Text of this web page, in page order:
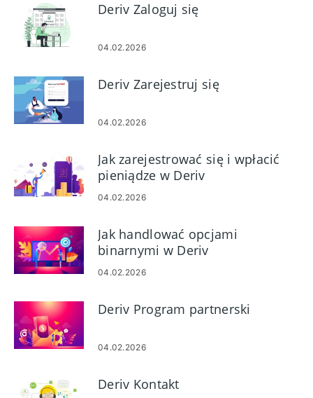
Deriv Zaloguj się
04.02.2026
Deriv Zarejestruj się
04.02.2026
Jak zarejestrować się i wpłacić
pieniądze w Deriv
04.02.2026
Jak handlować opcjami
binarnymi w Deriv
04.02.2026
Deriv Program partnerski
04.02.2026
Deriv Kontakt